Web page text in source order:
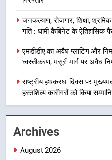
का
नहींः
उत्तराखंड
खेल
न्याय
प्रतिभा
उत्तराखंड
जनकल्याण, रोजगार, शिक्षा,
गति : धामी कैबिनेट के ऐतिहासिक
एमडीडीए का अवैध प्लाटिंग और
ध्वस्तीकरण, मसूरी मार्ग पर अवैध
राष्ट्रीय हथकरघा दिवस पर
हस्तशिल्प कारीगरों को किया
Archives
August 2026